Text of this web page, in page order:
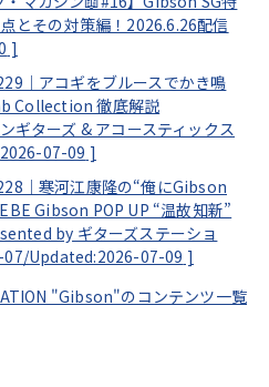
とその対策編！2026.6.26配信
]
｜アコギをブルースでかき鳴
Collection 徹底解説
ギターズ & アコースティックス
07-09 ]
｜寒河江康隆の“俺にGibson
Gibson POP UP “温故知新”
by ギターズステーショ
07/Updated:2026-07-09 ]
"Gibson"のコンテンツ一覧